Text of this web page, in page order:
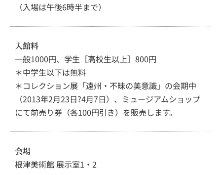
（入場は午後6時半まで）
入館料
一般1000円、学生［高校生以上］800円
＊中学生以下は無料
＊コレクション展「遠州・不昧の美意識」の会期中
（2013年2月23日?4月7日）、ミュージアムショップ
にて前売り券（各100円引き）を販売します。
会場
根津美術館 展示室1・2